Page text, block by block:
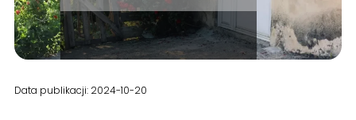
Data publikacji: 2024-10-20